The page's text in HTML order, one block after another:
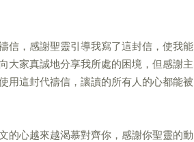
信，感謝聖靈引導我寫了這封信，使我能
大家真誠地分享我所處的困境，但感謝主
用這封代禱信，讓讀的所有人的心都能被
的心越來越渴慕對齊你，感謝你聖靈的動